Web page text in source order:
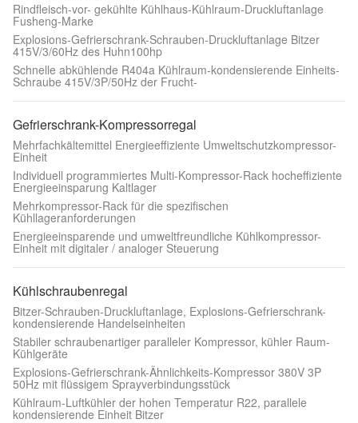
Rindfleisch-vor- gekühlte Kühlhaus-Kühlraum-Druckluftanlage
Fusheng-Marke
Explosions-Gefrierschrank-Schrauben-Druckluftanlage Bitzer
415V/3/60Hz des Huhn100hp
Schnelle abkühlende R404a Kühlraum-kondensierende Einheits-
Schraube 415V/3P/50Hz der Frucht-
Gefrierschrank-Kompressorregal
Mehrfachkältemittel Energieeffiziente Umweltschutzkompressor-
Einheit
Individuell programmiertes Multi-Kompressor-Rack hocheffiziente
Energieeinsparung Kaltlager
Mehrkompressor-Rack für die spezifischen
Kühllageranforderungen
Energieeinsparende und umweltfreundliche Kühlkompressor-
Einheit mit digitaler / analoger Steuerung
Kühlschraubenregal
Bitzer-Schrauben-Druckluftanlage, Explosions-Gefrierschrank-
kondensierende Handelseinheiten
Stabiler schraubenartiger paralleler Kompressor, kühler Raum-
Kühlgeräte
Explosions-Gefrierschrank-Ähnlichkeits-Kompressor 380V 3P
50Hz mit flüssigem Sprayverbindungsstück
Kühlraum-Luftkühler der hohen Temperatur R22, parallele
kondensierende Einheit Bitzer